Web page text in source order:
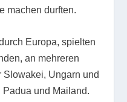
machen durften.
Europa, spielten
an mehreren
Slowakei, Ungarn und
Padua und Mailand.